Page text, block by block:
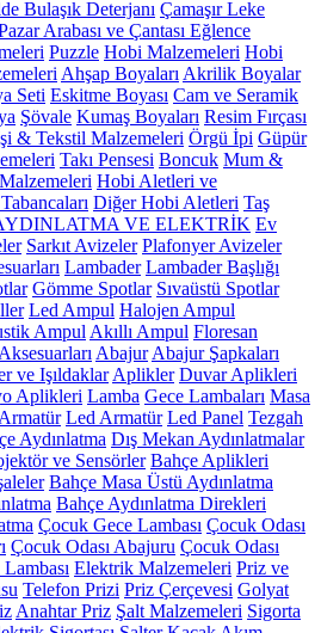
Bulaşık Deterjanı Çamaşır Leke
Arabası ve Çantası Eğlence
Puzzle Hobi Malzemeleri Hobi
Ahşap Boyaları Akrilik Boyalar
Seti Eskitme Boyası Cam ve Seramik
Şövale Kumaş Boyaları Resim Fırçası
& Tekstil Malzemeleri Örgü İpi Güpür
Takı Pensesi Boncuk Mum &
Hobi Aletleri ve
Diğer Hobi Aletleri Taş
VE ELEKTRİK Ev
Sarkıt Avizeler Plafonyer Avizeler
Lambader Lambader Başlığı
Gömme Spotlar Sıvaüstü Spotlar
Led Ampul Halojen Ampul
Ampul Akıllı Ampul Floresan
Abajur Abajur Şapkaları
ve Işıldaklar Aplikler Duvar Aplikleri
Aplikleri Lamba Gece Lambaları Masa
Armatür Led Armatür Led Panel Tezgah
Aydınlatma Dış Mekan Aydınlatmalar
ve Sensörler Bahçe Aplikleri
Bahçe Masa Üstü Aydınlatma
Bahçe Aydınlatma Direkleri
Çocuk Gece Lambası Çocuk Odası
Çocuk Odası Abajuru Çocuk Odası
Elektrik Malzemeleri Priz ve
Telefon Prizi Priz Çerçevesi Golyat
Anahtar Priz Şalt Malzemeleri Sigorta